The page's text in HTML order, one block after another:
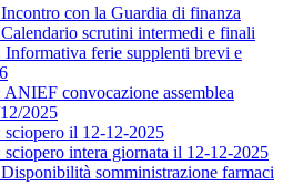
con la Guardia di finanza
scrutini intermedi e finali
ferie supplenti brevi e
convocazione assemblea
2025
il 12-12-2025
intera giornata il 12-12-2025
somministrazione farmaci